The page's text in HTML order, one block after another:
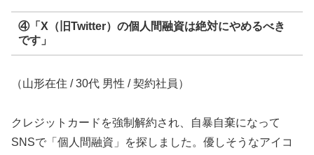
④「X（旧Twitter）の個人間融資は絶対にやめるべき
です」
（山形在住 / 30代 男性 / 契約社員）
クレジットカードを強制解約され、自暴自棄になって
SNSで「個人間融資」を探しました。優しそうなアイコ